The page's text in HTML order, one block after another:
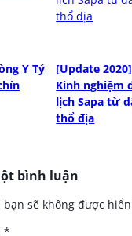
Y Tý
[Update 2020]
Kinh nghiệm
lịch Sapa từ
thổ địa
bình luận
bạn sẽ không được
*